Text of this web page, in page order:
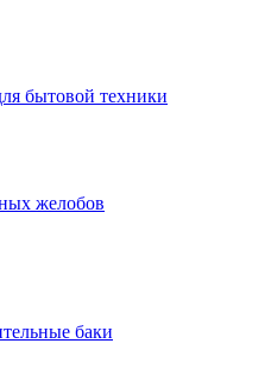
бытовой техники
желобов
баки